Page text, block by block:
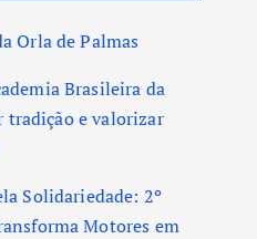
Orla de Palmas
Brasileira da
tradição e valorizar
Solidariedade: 2º
Motores em